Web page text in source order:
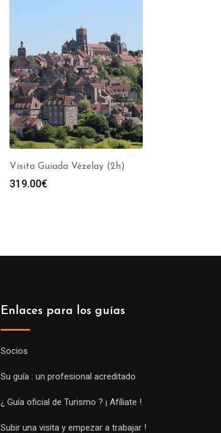
Visita Guiada Vézelay (2h)
319.00€
Enlaces para los guías
Socios
Su guía : un profesional acreditado
¿ Guía oficial de Turismo ? ¡ Afíliate !
Subir una visita y empezar a trabajar !